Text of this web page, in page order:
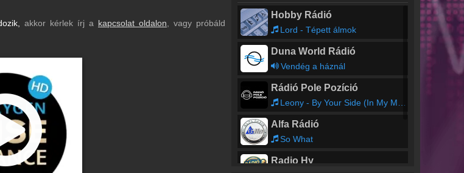
akkor kérlek írj a kapcsolat oldalon , vagy próbáld
Hobby Rádió
Lord - Tépett álmok
Duna World Rádió
Vendég a háznál
Rádió Pole Pozíció
Leony - By Your Side (In My Mind)
Alfa Rádió
So What
Radio Hy